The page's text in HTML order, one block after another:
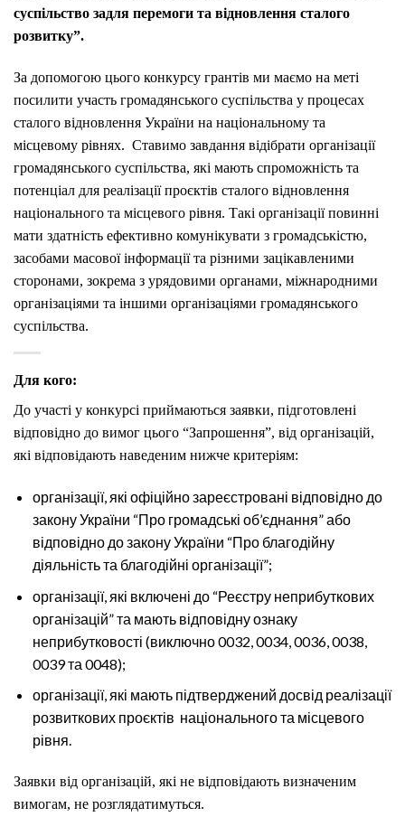
суспільство задля перемоги та відновлення сталого
розвитку”.
За допомогою цього конкурсу грантів ми маємо на меті
посилити участь громадянського суспільства у процесах
сталого відновлення України на національному та
місцевому рівнях. Ставимо завдання відібрати організації
громадянського суспільства, які мають спроможність та
потенціал для реалізації проєктів сталого відновлення
національного та місцевого рівня. Такі організації повинні
мати здатність ефективно комунікувати з громадськістю,
засобами масової інформації та різними зацікавленими
сторонами, зокрема з урядовими органами, міжнародними
організаціями та іншими організаціями громадянського
суспільства.
Для кого:
До участі у конкурсі приймаються заявки, підготовлені
відповідно до вимог цього “Запрошення”, від організацій,
які відповідають наведеним нижче критеріям:
організації, які офіційно зареєстровані відповідно до
закону України “Про громадські об’єднання” або
відповідно до закону України “Про благодійну
діяльність та благодійні організації”;
організації, які включені до “Реєстру неприбуткових
організацій” та мають відповідну ознаку
неприбутковості (виключно 0032, 0034, 0036, 0038,
0039 та 0048);
організації, які мають підтверджений досвід реалізації
розвиткових проєктів національного та місцевого
рівня.
Заявки від організацій, які не відповідають визначеним
вимогам, не розглядатимуться.